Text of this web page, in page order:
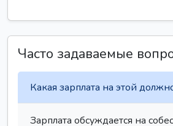
Часто задаваемые
Какая зарплата на этой
Зарплата обсуждается на